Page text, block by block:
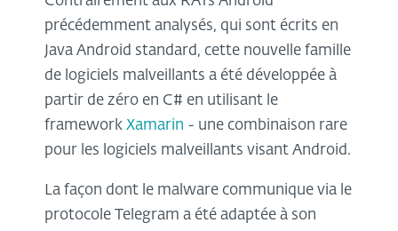
précédemment analysés, qui sont écrits en
Java Android standard, cette nouvelle famille
de logiciels malveillants a été développée à
partir de zéro en C# en utilisant le
framework Xamarin - une combinaison rare
pour les logiciels malveillants visant Android.
La façon dont le malware communique via le
protocole Telegram a été adaptée à son